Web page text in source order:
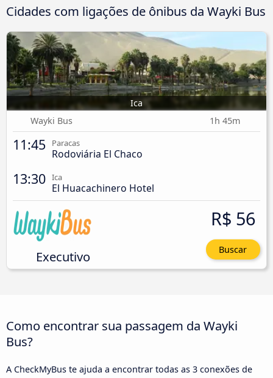
Cidades com ligações de ônibus da Wayki Bus
Ica
Wayki Bus
1h 45m
11:45 Paracas
Rodoviária El Chaco
13:30 Ica
El Huacachinero Hotel
Executivo
R$ 56
Buscar
Como encontrar sua passagem da Wayki
Bus?
A CheckMyBus te ajuda a encontrar todas as 3 conexões de